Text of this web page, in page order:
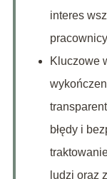
interes
Kluczowe
błędy i
ludzi oraz